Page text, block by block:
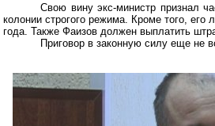
Свою вину экс-министр признал
колонии строгого режима. Кроме того,
года. Также Фаизов должен выплатить
Приговор в законную силу еще не